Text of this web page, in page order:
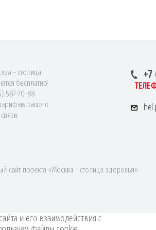
- столица
бесплатно!
587-70-88
вашего
сайт проекта «Москва - столица здоровья».
и его взаимодействия с